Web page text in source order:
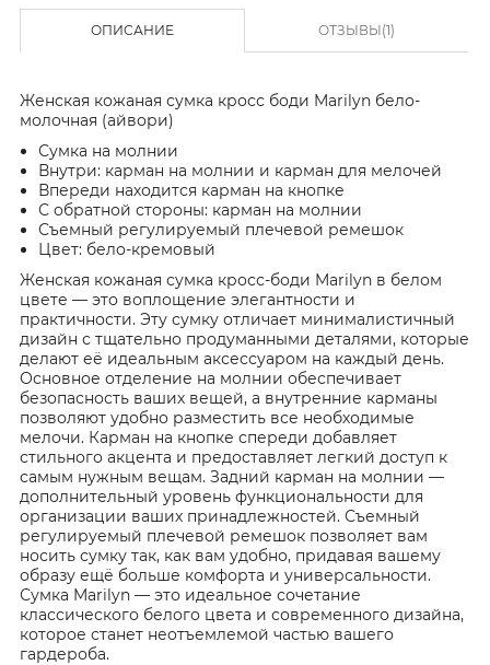
ОПИСАНИЕ ОТЗЫВЫ(1)
Женская кожаная сумка кросс боди Marilyn бело-
молочная (айвори)
Сумка на молнии
Внутри: карман на молнии и карман для мелочей
Впереди находится карман на кнопке
С обратной стороны: карман на молнии
Съемный регулируемый плечевой ремешок
Цвет: бело-кремовый
Женская кожаная сумка кросс-боди Marilyn в белом
цвете — это воплощение элегантности и
практичности. Эту сумку отличает минималистичный
дизайн с тщательно продуманными деталями, которые
делают её идеальным аксессуаром на каждый день.
Основное отделение на молнии обеспечивает
безопасность ваших вещей, а внутренние карманы
позволяют удобно разместить все необходимые
мелочи. Карман на кнопке спереди добавляет
стильного акцента и предоставляет легкий доступ к
самым нужным вещам. Задний карман на молнии —
дополнительный уровень функциональности для
организации ваших принадлежностей. Съемный
регулируемый плечевой ремешок позволяет вам
носить сумку так, как вам удобно, придавая вашему
образу ещё больше комфорта и универсальности.
Сумка Marilyn — это идеальное сочетание
классического белого цвета и современного дизайна,
которое станет неотъемлемой частью вашего
гардероба.